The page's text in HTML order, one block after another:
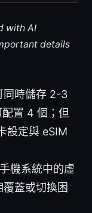
with AI
details
同時儲存 2-3
置 4 個；但
設定與 eSIM
機系統中的虛
蓋或切換困